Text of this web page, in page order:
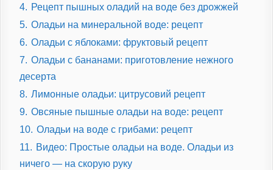
4. Рецепт пышных оладий на воде без дрожжей
5. Оладьи на минеральной воде: рецепт
6. Оладьи с яблоками: фруктовый рецепт
7. Оладьи с бананами: приготовление нежного
десерта
8. Лимонные оладьи: цитрусовий рецепт
9. Овсяные пышные оладьи на воде: рецепт
10. Оладьи на воде с грибами: рецепт
11. Видео: Простые оладьи на воде. Оладьи из
ничего — на скорую руку